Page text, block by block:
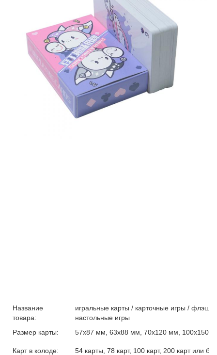
Название
товара:
игральные карты / карточные игры / флэш-
настольные игры
Размер карты:
57x87 мм, 63x88 мм, 70x120 мм, 100x150
Карт в колоде: 54 карты, 78 карт, 100 карт, 200 карт или